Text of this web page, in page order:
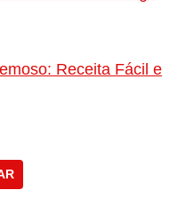
Receita Fácil e